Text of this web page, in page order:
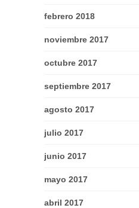
febrero 2018
noviembre 2017
octubre 2017
septiembre 2017
agosto 2017
julio 2017
junio 2017
mayo 2017
abril 2017